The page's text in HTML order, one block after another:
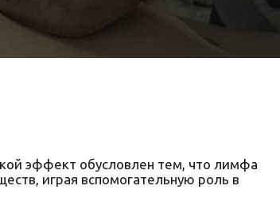
эффект обусловлен тем, что лимфа
играя вспомогательную роль в